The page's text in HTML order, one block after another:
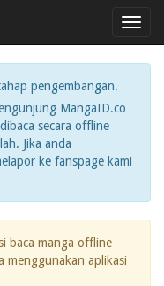
pengembangan.
MangaID.co
secara offline
Jika anda
ke fanspage kami
baca manga offline
menggunakan aplikasi